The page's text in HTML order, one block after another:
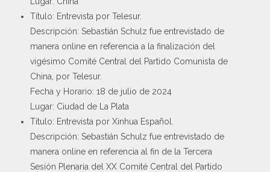
Título: Entrevista por Telesur.
Descripción: Sebastián Schulz fue entrevistado de
manera online en referencia a la finalización del
vigésimo Comité Central del Partido Comunista de
China, por Telesur.
Fecha y Horario: 18 de julio de 2024
Lugar: Ciudad de La Plata
Título: Entrevista por Xinhua Español.
Descripción: Sebastián Schulz fue entrevistado de
manera online en referencia al fin de la Tercera
Sesión Plenaria del XX Comité Central del Partido